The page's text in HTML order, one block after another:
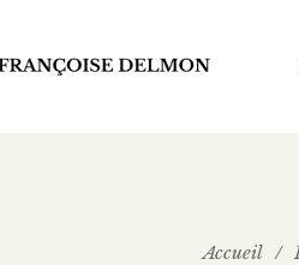
Accueil /